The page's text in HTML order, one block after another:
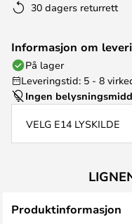
30 dagers returrett
Informasjon om
På lager
Leveringstid: 5 - 8
Ingen
VELG E14 LYSKILDE
Produktinformasjon